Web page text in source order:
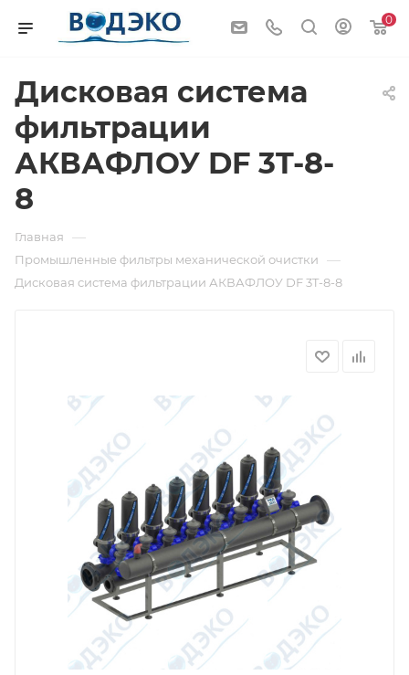
0
Дисковая система
фильтрации
АКВАФЛОУ DF 3T-8-
8
Главная —
Промышленные фильтры механической очистки —
Дисковая система фильтрации АКВАФЛОУ DF 3T-8-8